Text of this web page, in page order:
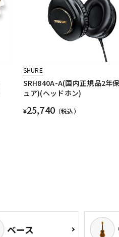
SHURE
SRH840A-A(国内正規品2年
ュア)(ヘッドホン)
¥25,740 （税込）
ベース